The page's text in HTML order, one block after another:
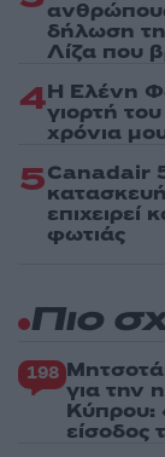
δήλωση
Λίζα που
4Η Ελένη
γιορτή
χρόνια
5Canadair
επιχειρεί
φωτιάς
Πιο
198
για την
Κύπρου:
είσοδος